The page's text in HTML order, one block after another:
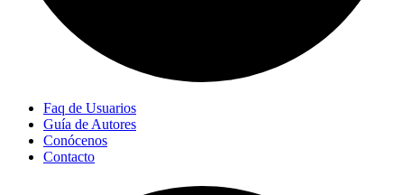
Faq de Usuarios
Guía de Autores
Conócenos
Contacto